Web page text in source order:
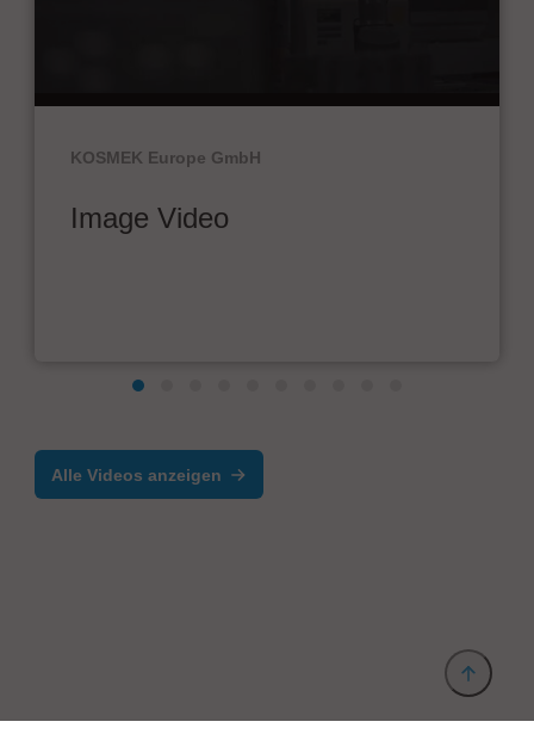
KOSMEK Europe GmbH
Image Video
Alle Videos anzeigen